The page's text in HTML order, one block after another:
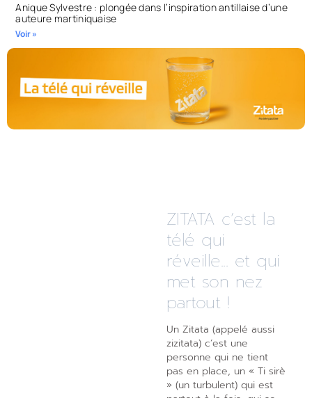
Anique Sylvestre : plongée dans l’inspiration antillaise d’une
auteure martiniquaise
Voir »
ZITATA c’est la
télé qui
réveille... et qui
met son nez
partout !
Un Zitata (appelé aussi
zizitata) c’est une
personne qui ne tient
pas en place, un « Ti sirè
» (un turbulent) qui est